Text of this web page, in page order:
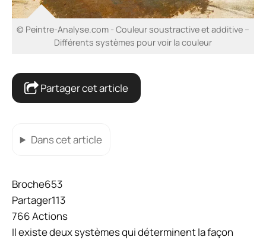
© Peintre-Analyse.com - Couleur soustractive et additive –
Différents systèmes pour voir la couleur
Partager cet article
Dans cet article
Broche653
Partager113
766Actions
Il existe deux systèmes qui déterminent la façon